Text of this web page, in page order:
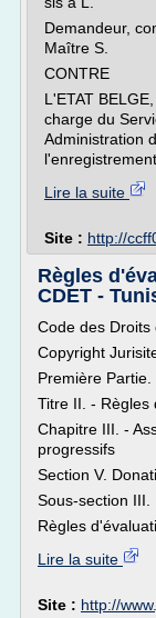
Demandeur,
Maître S.
CONTRE
L'ETAT
charge du
Administration
Lire la suite
Site : http://
Règles
CDET -
Code des
Copyright
Première
Titre II. - Règles
Chapitre III. -
progressifs
Section V.
Sous-section III.
Règles
Lire la suite
Site : http://